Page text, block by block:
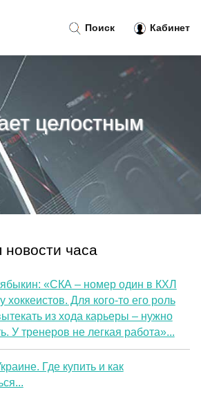
целостным
новости часа
«СКА – номер один в КХЛ
хоккеистов. Для кого-то его роль
из хода карьеры – нужно
У тренеров не легкая работа»...
Где купить и как
Поиск Кабинет